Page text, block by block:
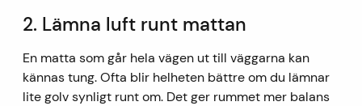
2. Lämna luft runt mattan
En matta som går hela vägen ut till väggarna kan
kännas tung. Ofta blir helheten bättre om du lämnar
lite golv synligt runt om. Det ger rummet mer balans